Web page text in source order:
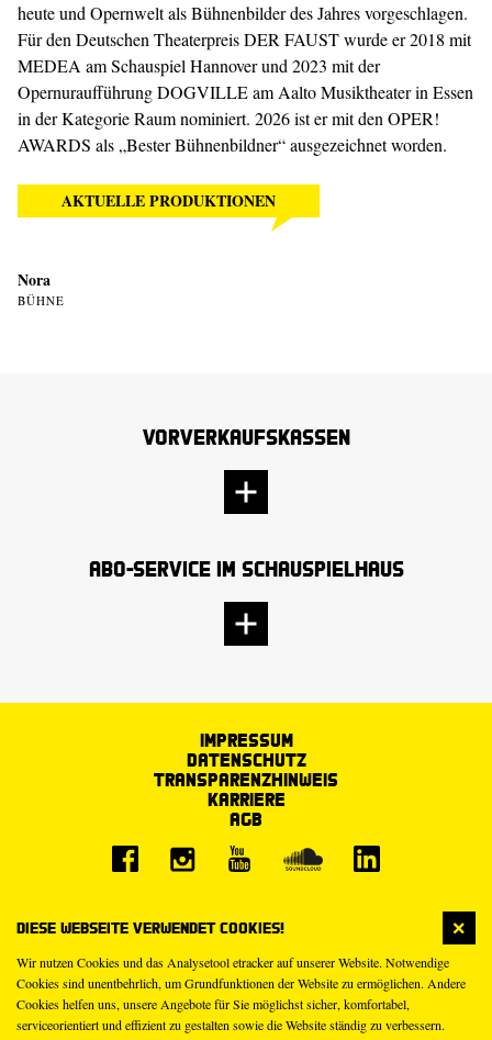
Diese Webseite verwendet Cookies!
Wir nutzen Cookies und das Analysetool etracker auf unserer Website. Notwendige
Cookies sind unentbehrlich, um Grundfunktionen der Website zu ermöglichen. Andere
Cookies helfen uns, unsere Angebote für Sie möglichst sicher, komfortabel,
serviceorientiert und effizient zu gestalten sowie die Website ständig zu verbessern.
heute und Opernwelt als Bühnenbilder des Jahres vorgeschlagen.
Für den Deutschen Theaterpreis DER FAUST wurde er 2018 mit
MEDEA am Schauspiel Hannover und 2023 mit der
Opernuraufführung DOGVILLE am Aalto Musiktheater in Essen
in der Kategorie Raum nominiert. 2026 ist er mit den OPER!
AWARDS als „Bester Bühnenbildner“ ausgezeichnet worden.
AKTUELLE PRODUKTIONEN
Nora
BÜHNE
Vorverkaufskassen
Abo-Service im Schauspielhaus
Impressum
Datenschutz
Transparenzhinweis
Karriere
AGB